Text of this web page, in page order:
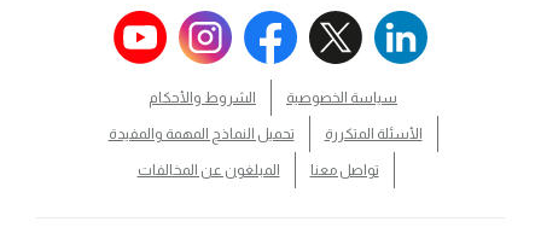
سياسة الخصوصية الشروط والأحكام
الأسئلة المتكررة تحميل النماذج المهمة والمفيدة
تواصل معنا المبلغون عن المخالفات